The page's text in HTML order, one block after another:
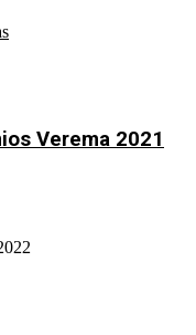
Verema 2021